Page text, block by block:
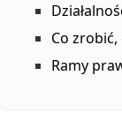
Co
Ramy